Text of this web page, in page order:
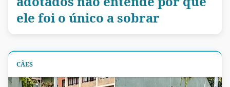
ele foi o único a sobrar
CÃES